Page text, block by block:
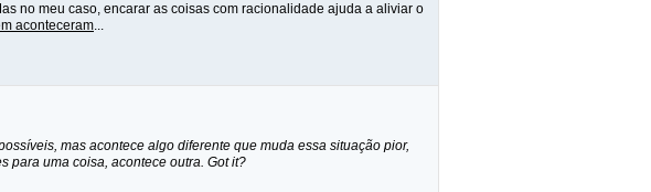
no meu caso, encarar as coisas com racionalidade ajuda a aliviar o
aconteceram...
mas acontece algo diferente que muda essa situação pior,
para uma coisa, acontece outra. Got it?